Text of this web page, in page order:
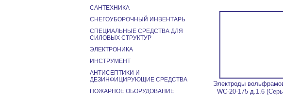
Электроды
WC-20-175 д.1.6
САНТЕХНИКА
СНЕГОУБОРОЧНЫЙ ИНВЕНТАРЬ
СПЕЦИАЛЬНЫЕ СРЕДСТВА ДЛЯ
СИЛОВЫХ СТРУКТУР
ЭЛЕКТРОНИКА
ИНСТРУМЕНТ
АНТИСЕПТИКИ И
ДЕЗИНФИЦИРУЮЩИЕ СРЕДСТВА
ПОЖАРНОЕ ОБОРУДОВАНИЕ